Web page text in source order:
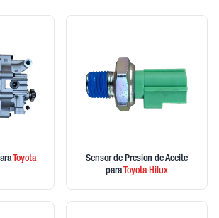
Toyota
Sensor de Presion de Aceite
para ToyotaHilux